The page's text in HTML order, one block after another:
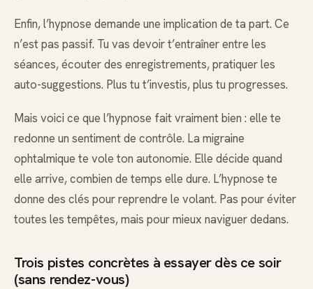
Enfin, l’hypnose demande une implication de ta part. Ce
n’est pas passif. Tu vas devoir t’entraîner entre les
séances, écouter des enregistrements, pratiquer les
auto-suggestions. Plus tu t’investis, plus tu progresses.
Mais voici ce que l’hypnose fait vraiment bien : elle te
redonne un sentiment de contrôle. La migraine
ophtalmique te vole ton autonomie. Elle décide quand
elle arrive, combien de temps elle dure. L’hypnose te
donne des clés pour reprendre le volant. Pas pour éviter
toutes les tempêtes, mais pour mieux naviguer dedans.
Trois pistes concrètes à essayer dès ce soir
(sans rendez-vous)